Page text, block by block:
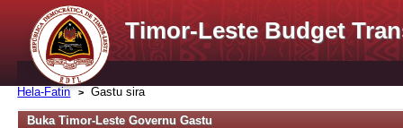
Timor-Leste Budget
Hela-Fatin Gastu sira
Buka Timor-Leste Governu Gastu